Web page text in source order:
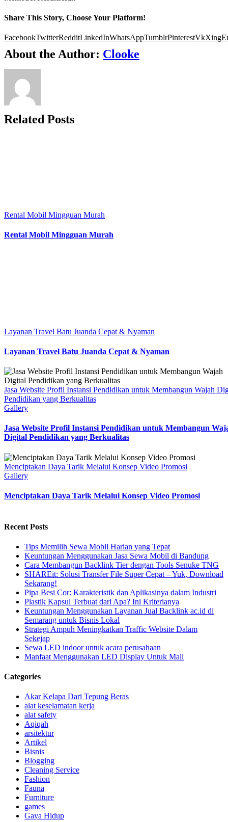
Share This Story, Choose Your Platform!
FacebookTwitterRedditLinkedInWhatsAppTumblrPinterestVkXing
About the Author: Clooke
Related Posts
Rental Mobil Mingguan Murah
Rental Mobil Mingguan Murah
Layanan Travel Batu Juanda Cepat & Nyaman
Layanan Travel Batu Juanda Cepat & Nyaman
Jasa Website Profil Instansi Pendidikan untuk Membangun Wajah
Pendidikan yang Berkualitas
Gallery
Jasa Website Profil Instansi Pendidikan untuk Membangun
Digital Pendidikan yang Berkualitas
Menciptakan Daya Tarik Melalui Konsep Video Promosi
Gallery
Menciptakan Daya Tarik Melalui Konsep Video Promosi
Recent Posts
Tips Memilih Sewa Mobil Harian yang Tepat
Keuntungan Menggunakan Jasa Sewa Mobil di Bandung
Cara Membangun Backlink Tier dengan Tools Senuke TNG
SHAREit: Solusi Transfer File Super Cepat – Yuk, Download
Sekarang!
Pipa Besi Cor: Karakteristik dan Aplikasinya dalam Industri
Plastik Kapsul Terbuat dari Apa? Ini Kriterianya
Keuntungan Menggunakan Layanan Jual Backlink ac.id di
Semarang untuk Bisnis Lokal
Strategi Ampuh Meningkatkan Traffic Website Dalam
Sekejap
Sewa LED indoor untuk acara perusahaan
Manfaat Menggunakan LED Display Untuk Mall
Categories
Akar Kelapa Dari Tepung Beras
alat keselamatan kerja
alat safety
Aqiqah
arsitektur
Artikel
Bisnis
Blogging
Cleaning Service
Fashion
Fauna
Furniture
games
Gaya Hidup